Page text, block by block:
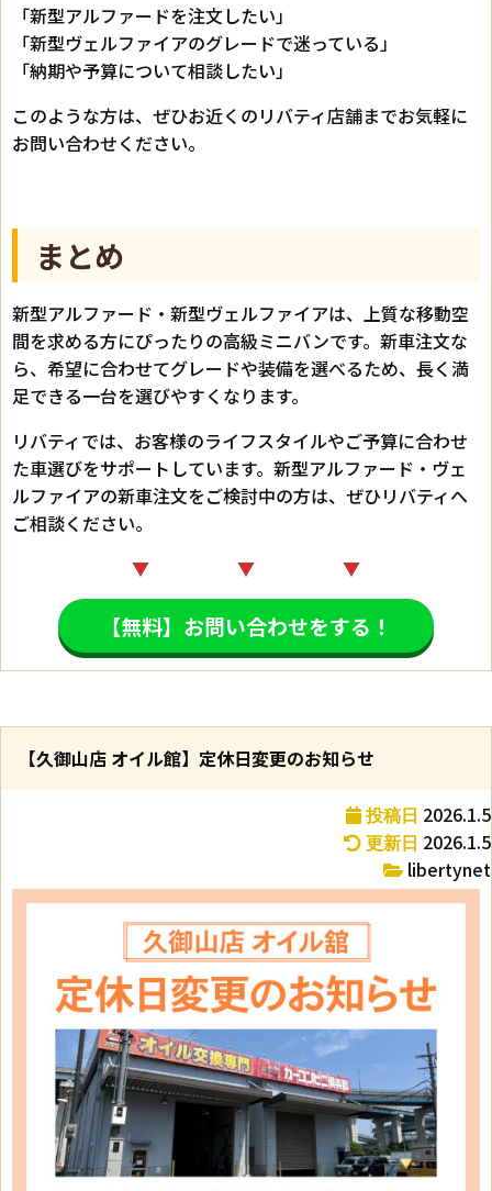
「新型アルファードを注文したい」
「新型ヴェルファイアのグレードで迷っている」
「納期や予算について相談したい」
このような方は、ぜひお近くのリバティ店舗までお気軽に
お問い合わせください。
まとめ
新型アルファード・新型ヴェルファイアは、上質な移動空
間を求める方にぴったりの高級ミニバンです。新車注文な
ら、希望に合わせてグレードや装備を選べるため、長く満
足できる一台を選びやすくなります。
リバティでは、お客様のライフスタイルやご予算に合わせ
た車選びをサポートしています。新型アルファード・ヴェ
ルファイアの新車注文をご検討中の方は、ぜひリバティへ
ご相談ください。
▼ ▼ ▼
【無料】お問い合わせをする！
【久御山店 オイル館】定休日変更のお知らせ
投稿日 2026.1.5
更新日 2026.1.5
libertynet